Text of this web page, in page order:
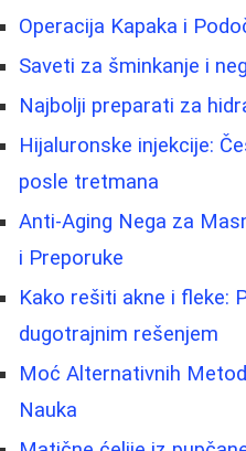
Operacija Kapaka i
Saveti za šminkanje i
Najbolji preparati za
Hijaluronske injekcije:
posle tretmana
Anti-Aging Nega za
i Preporuke
Kako rešiti akne i fleke:
dugotrajnim rešenjem
Moć Alternativnih
Nauka